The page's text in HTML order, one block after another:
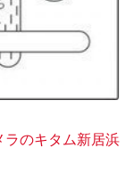
ラのキタム新居浜